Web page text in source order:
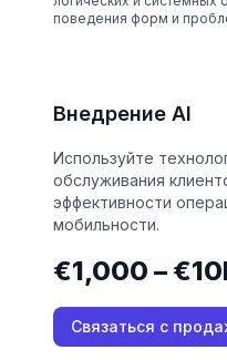
поведения форм и
Внедрение AI
Используйте
обслуживания
эффективности
мобильности.
€1,000 –
Связаться с